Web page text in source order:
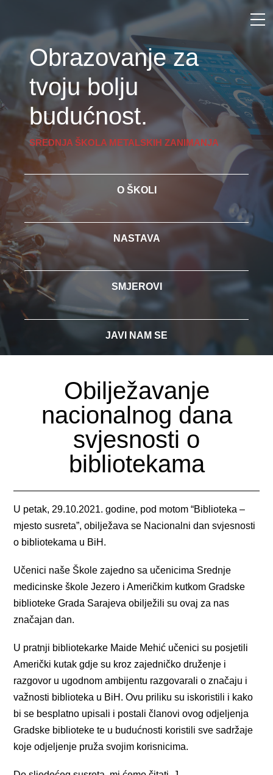
Obrazovanje za
tvoju bolju
budućnost.
SREDNJA ŠKOLA METALSKIH ZANIMANJA
O ŠKOLI
NASTAVA
SMJEROVI
JAVI NAM SE
Obilježavanje
nacionalnog dana
svjesnosti o
bibliotekama
U petak, 29.10.2021. godine, pod motom “Biblioteka –
mjesto susreta”, obilježava se Nacionalni dan svjesnosti
o bibliotekama u BiH.
Učenici naše Škole zajedno sa učenicima Srednje
medicinske škole Jezero i Američkim kutkom Gradske
biblioteke Grada Sarajeva obilježili su ovaj za nas
značajan dan.
U pratnji bibliotekarke Maide Mehić učenici su posjetili
Američki kutak gdje su kroz zajedničko druženje i
razgovor u ugodnom ambijentu razgovarali o značaju i
važnosti biblioteka u BiH. Ovu priliku su iskoristili i kako
bi se besplatno upisali i postali članovi ovog odjeljenja
Gradske biblioteke te u budućnosti koristili sve sadržaje
koje odjeljenje pruža svojim korisnicima.